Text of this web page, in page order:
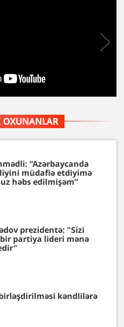
“Azərbaycanda
müdafiə etdiyimə
həbs edilmişəm”
prezidentə: "Sizi
partiya lideri mənə
kəndlilərə